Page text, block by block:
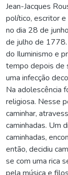
Jean-Jacques
político, escritor
no dia 28 de
de julho de
do Iluminismo e
tempo depois de
uma infecção
Na adolescência
religiosa. Nesse
caminhar,
caminhadas. Um
caminhadas,
então, decidiu
se com uma rica